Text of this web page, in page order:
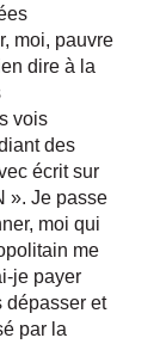
moi, pauvre
dire à la
vois
des
écrit sur
». Je passe
moi qui
me
je payer
dépasser et
par la